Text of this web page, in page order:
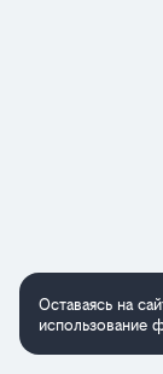
Оставаясь на
использование